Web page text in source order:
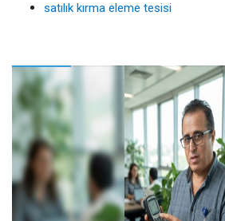
satılık kırma eleme tesisi